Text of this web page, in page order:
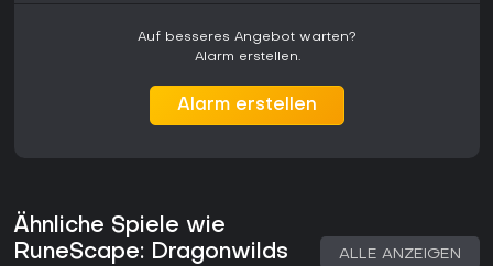
Auf besseres Angebot warten?
Alarm erstellen.
Alarm erstellen
Ähnliche Spiele wie
RuneScape: Dragonwilds
ALLE ANZEIGEN